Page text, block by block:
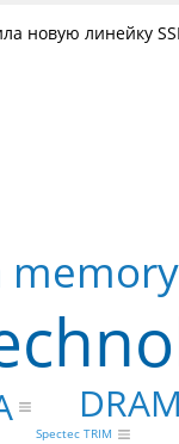
новую линейку
memory
DRAM
Spectec TRIM